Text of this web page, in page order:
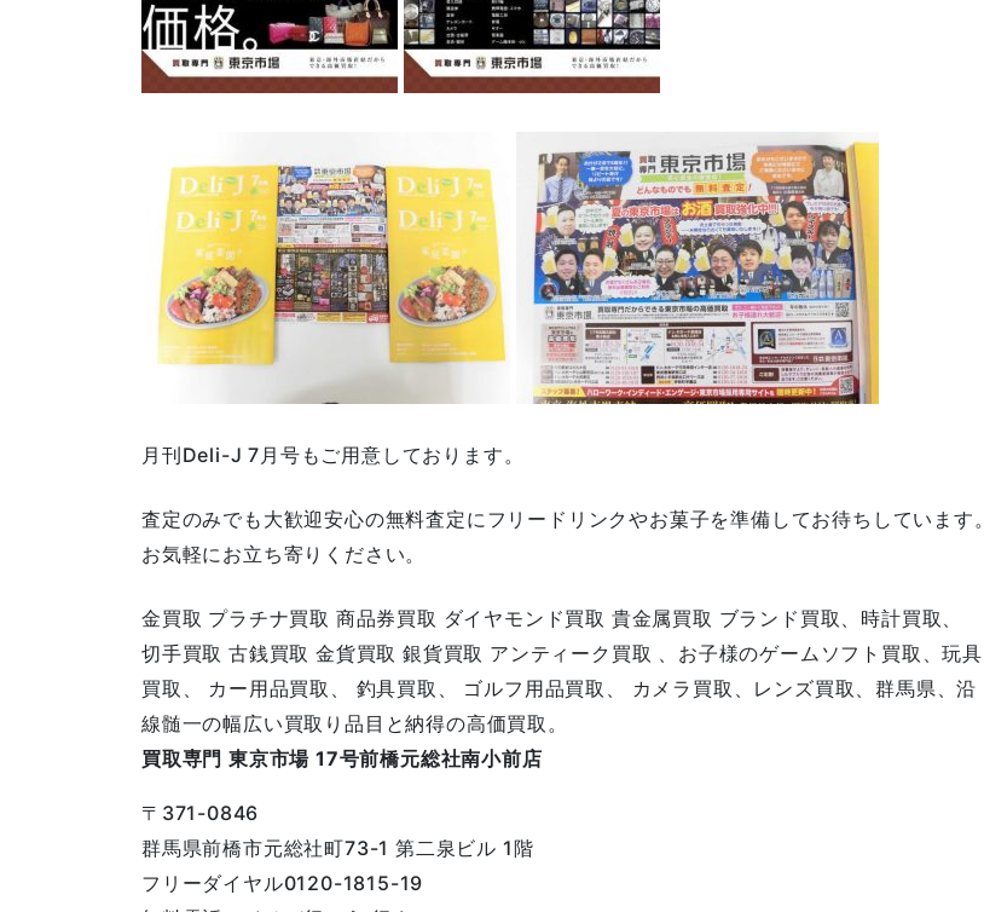
月刊Deli-J 7月号もご用意しております。
査定のみでも大歓迎安心の無料査定にフリードリンクやお菓子を準備してお待ちしています。
お気軽にお立ち寄りください。
金買取 プラチナ買取 商品券買取 ダイヤモンド買取 貴金属買取 ブランド買取、時計買取、
切手買取 古銭買取 金貨買取 銀貨買取 アンティーク買取 、お子様のゲームソフト買取、玩具
買取、 カー用品買取、 釣具買取、 ゴルフ用品買取、 カメラ買取、レンズ買取、群馬県、沿
線髄一の幅広い買取り品目と納得の高価買取。
買取専門 東京市場 17号前橋元総社南小前店
〒371-0846
群馬県前橋市元総社町73-1 第二泉ビル 1階
フリーダイヤル0120-1815-19